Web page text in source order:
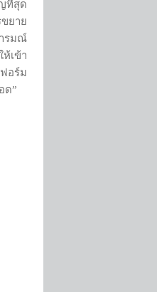
ที่สุด
ยาย
รมณ์
เข้า
อร์ม
ด”